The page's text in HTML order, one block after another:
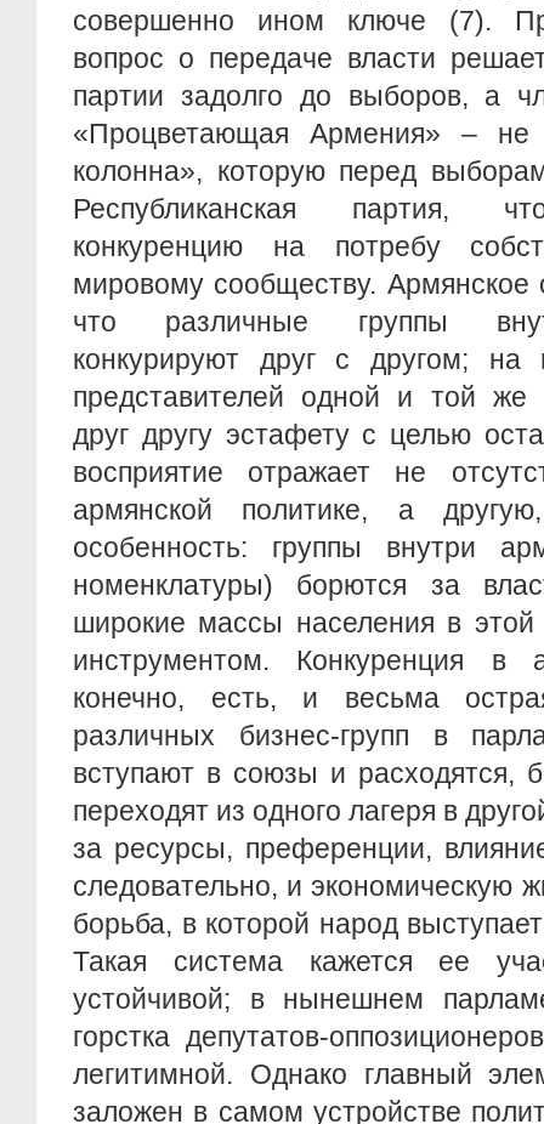
совершенно ином ключе (7).
вопрос о передаче власти
партии задолго до выборов, а
«Процветающая Армения» – не
колонна», которую перед
Республиканская партия,
конкуренцию на потребу
мировому сообществу. Армянское
что различные группы
конкурируют друг с другом;
представителей одной и той же
друг другу эстафету с целью
восприятие отражает не
армянской политике, а
особенность: группы внутри
номенклатуры) борются за
широкие массы населения в
инструментом. Конкуренция в
конечно, есть, и весьма
различных бизнес-групп в
вступают в союзы и расходятся,
переходят из одного лагеря в
за ресурсы, преференции,
следовательно, и экономическую
борьба, в которой народ
Такая система кажется ее
устойчивой; в нынешнем
горстка депутатов-
легитимной. Однако главный
заложен в самом устройстве